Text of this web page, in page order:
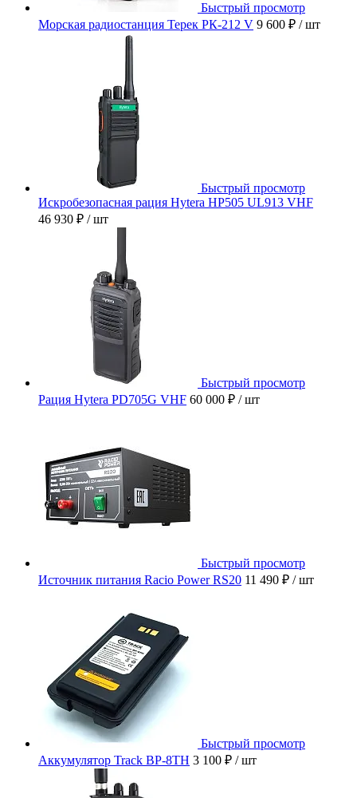
Быстрый просмотр
Морская радиостанция Терек РК-212 V 9 600 ₽ / шт
Быстрый просмотр
Искробезопасная рация Hytera HP505 UL913 VHF
46 930 ₽ / шт
Быстрый просмотр
Рация Hytera PD705G VHF 60 000 ₽ / шт
Быстрый просмотр
Источник питания Racio Power RS20 11 490 ₽ / шт
Быстрый просмотр
Аккумулятор Track BP-8TH 3 100 ₽ / шт